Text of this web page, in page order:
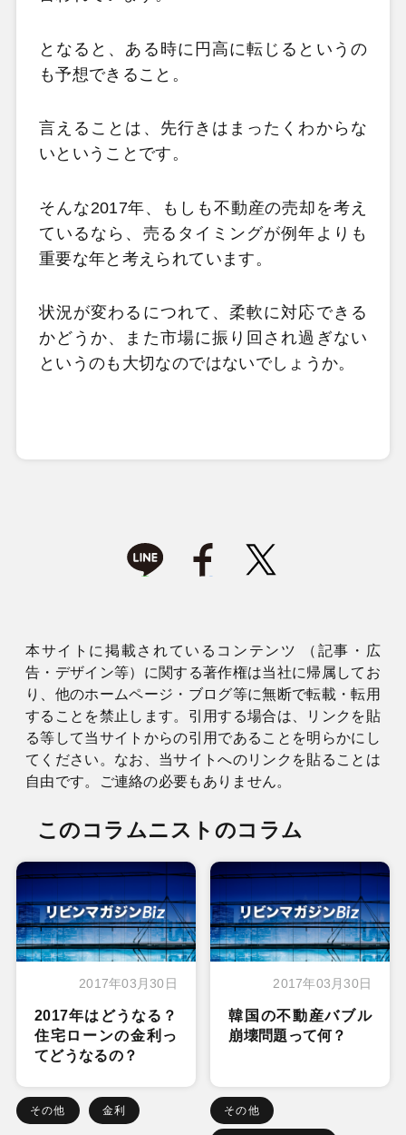
となると、ある時に円高に転じるというの
も予想できること。
言えることは、先行きはまったくわからな
いということです。
そんな2017年、もしも不動産の売却を考え
ているなら、売るタイミングが例年よりも
重要な年と考えられています。
状況が変わるにつれて、柔軟に対応できる
かどうか、また市場に振り回され過ぎない
というのも大切なのではないでしょうか。
本サイトに掲載されているコンテンツ （記事・広
告・デザイン等）に関する著作権は当社に帰属してお
り、他のホームページ・ブログ等に無断で転載・転用
することを禁止します。引用する場合は、リンクを貼
る等して当サイトからの引用であることを明らかにし
てください。なお、当サイトへのリンクを貼ることは
自由です。ご連絡の必要もありません。
このコラムニストのコラム
2017年03月30日
2017年はどうなる？
住宅ローンの金利っ
てどうなるの？
その他 金利
2017年03月30日
韓国の不動産バブル
崩壊問題って何？
その他